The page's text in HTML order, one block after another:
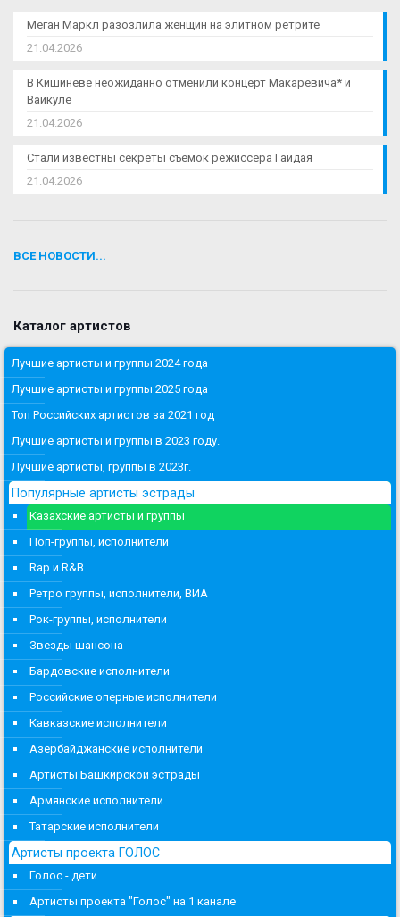
Меган Маркл разозлила женщин на элитном ретрите
21.04.2026
В Кишиневе неожиданно отменили концерт Макаревича* и
Вайкуле
21.04.2026
Стали известны секреты съемок режиссера Гайдая
21.04.2026
ВСЕ НОВОСТИ...
Каталог артистов
Лучшие артисты и группы 2024 года
Лучшие артисты и группы 2025 года
Топ Российских артистов за 2021 год
Лучшие артисты и группы в 2023 году.
Лучшие артисты, группы в 2023г.
Популярные артисты эстрады
Казахские артисты и группы
Поп-группы, исполнители
Rap и R&B
Ретро группы, исполнители, ВИА
Рок-группы, исполнители
Звезды шансона
Бардовские исполнители
Российские оперные исполнители
Кавказские исполнители
Азербайджанские исполнители
Артисты Башкирской эстрады
Армянские исполнители
Татарские исполнители
Артисты проекта ГОЛОС
Голос - дети
Артисты проекта "Голос" на 1 канале